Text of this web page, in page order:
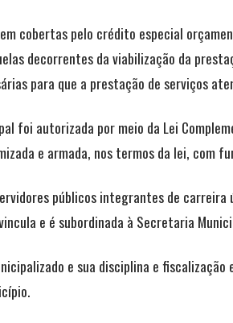
cobertas pelo crédito especial
decorrentes da viabilização da
para que a prestação de serviços
foi autorizada por meio da Lei
e armada, nos termos da lei, com
públicos integrantes de
e é subordinada à Secretaria
e sua disciplina e